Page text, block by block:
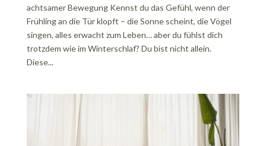
achtsamer Bewegung Kennst du das Gefühl, wenn der
Frühling an die Tür klopft – die Sonne scheint, die Vögel
singen, alles erwacht zum Leben… aber du fühlst dich
trotzdem wie im Winterschlaf? Du bist nicht allein.
Diese...